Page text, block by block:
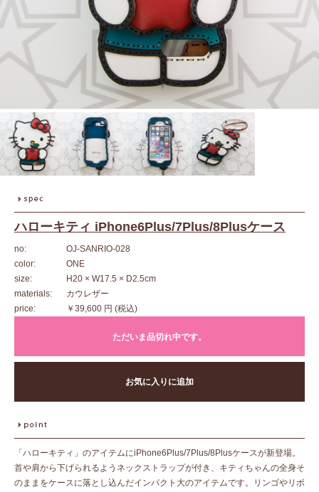
ハローキティ iPhone6Plus/7Plus/8Plusケース
no:
OJ-SANRIO-028
color:
ONE
size:
H20 × W17.5 × D2.5cm
materials:
カウレザー
price:
￥39,600 円 (税込)
ただいま品切れ中です。
お気に入りに追加
「ハローキティ」のアイテムにiPhone6Plus/7Plus/8Plusケースが新登場。
首や肩から下げられるようネックストラップが付き、キティちゃんの全身そ
のままをケースに落とし込んだインパクト大のアイテムです。リンゴやリボ